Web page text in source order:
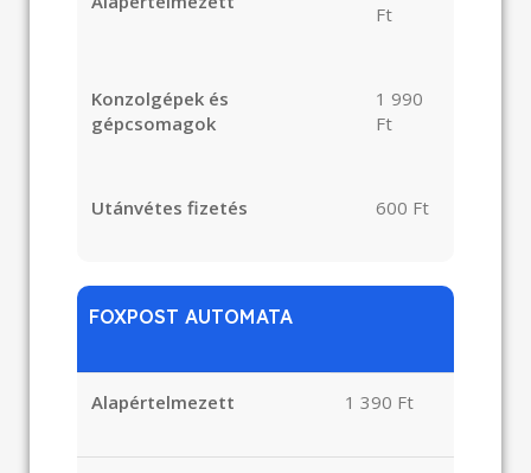
Ft
Konzolgépek és
gépcsomagok
1 990
Ft
Utánvétes fizetés 600 Ft
FOXPOST AUTOMATA
Alapértelmezett 1 390 Ft